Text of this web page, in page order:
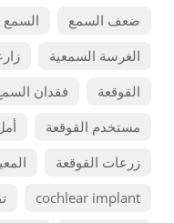
ضعف السمع السمع
الغرسة السمعية
القوقعة
فقدان
مستخدم القوقعة
زرعات القوقعة
cochlear implant